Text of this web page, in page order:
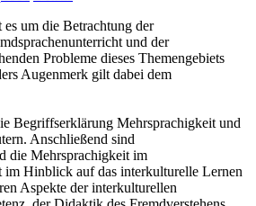
um die Betrachtung der
und der
Probleme dieses Themengebiets
Augenmerk gilt dabei dem
Begriffserklärung Mehrsprachigkeit und
Anschließend sind
die Mehrsprachigkeit im
im Hinblick auf das interkulturelle Lernen
Aspekte der interkulturellen